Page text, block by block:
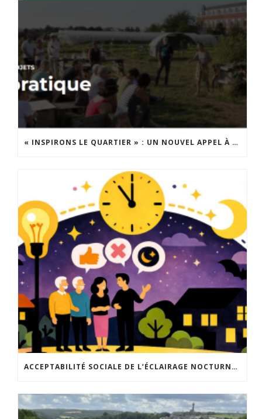
« INSPIRONS LE QUARTIER » : UN NOUVEL APPEL À PROJETS EST LANCÉ !
ACCEPTABILITÉ SOCIALE DE L’ÉCLAIRAGE NOCTURNE : LE REPLAY EST DISPONIBLE